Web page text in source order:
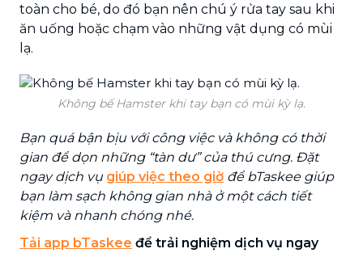
toàn cho bé, do đó bạn nên chú ý rửa tay sau khi
ăn uống hoặc chạm vào những vật dụng có mùi
lạ.
Không bế Hamster khi tay bạn có mùi kỳ lạ.
Bạn quá bận bịu với công việc và không có thời
gian để dọn những “tàn dư” của thú cưng. Đặt
ngay dịch vụ giúp việc theo giờ để bTaskee giúp
bạn làm sạch không gian nhà ở một cách tiết
kiệm và nhanh chóng nhé.
Tải app bTaskee để trải nghiệm dịch vụ ngay